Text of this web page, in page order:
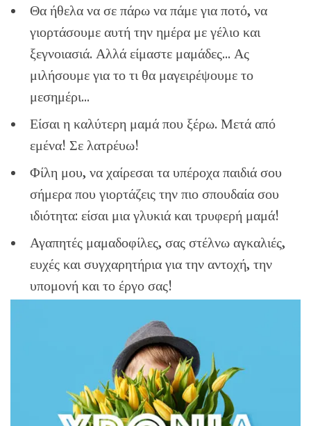
Θα ήθελα να σε πάρω να πάμε για ποτό, να
γιορτάσουμε αυτή την ημέρα με γέλιο και
ξεγνοιασιά. Αλλά είμαστε μαμάδες… Ας
μιλήσουμε για το τι θα μαγειρέψουμε το
μεσημέρι…
Είσαι η καλύτερη μαμά που ξέρω. Μετά από
εμένα! Σε λατρέυω!
Φίλη μου, να χαίρεσαι τα υπέροχα παιδιά σου
σήμερα που γιορτάζεις την πιο σπουδαία σου
ιδιότητα: είσαι μια γλυκιά και τρυφερή μαμά!
Αγαπητές μαμαδοφίλες, σας στέλνω αγκαλιές,
ευχές και συγχαρητήρια για την αντοχή, την
υπομονή και το έργο σας!